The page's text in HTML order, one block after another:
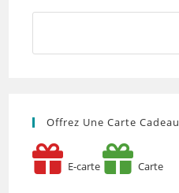
Offrez Une Carte Cadeau
E-carte Carte